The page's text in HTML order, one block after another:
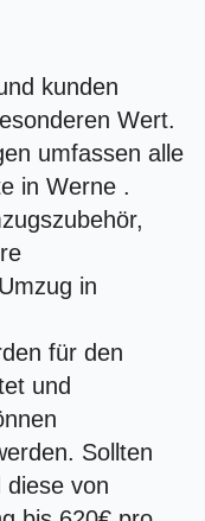
kunden
Wert.
umfassen alle
in Werne .
in
für den
und
Sollten
von